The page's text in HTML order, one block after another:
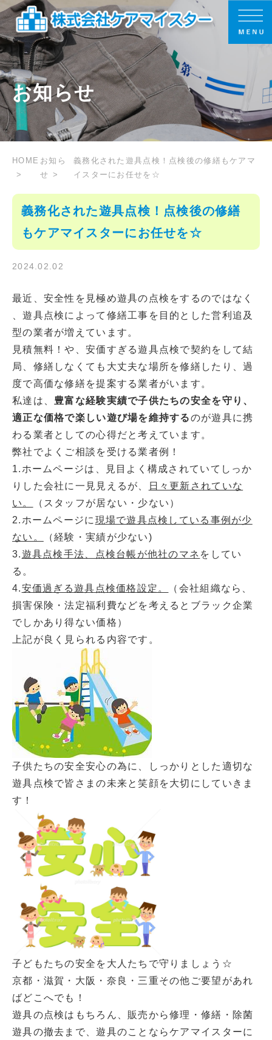
お知らせ
HOME お知ら
せ
義務化された遊具点検！点検後の修繕もケアマ
イスターにお任せを☆
義務化された遊具点検！点検後の修繕
もケアマイスターにお任せを☆
2024.02.02
最近、安全性を見極め遊具の点検をするのではなく
、遊具点検によって修繕工事を目的とした営利追及
型の業者が増えています。
見積無料！や、安価すぎる遊具点検で契約をして結
局、修繕しなくても大丈夫な場所を修繕したり、過
度で高価な修繕を提案する業者がいます。
私達は、 豊富な経験実績で子供たちの安全を守り、
適正な価格で楽しい遊び場を維持するのが遊具に携
わる業者としての心得だと考えています。
弊社でよくご相談を受ける業者例！
1.ホームページは、見目よく構成されていてしっか
りした会社に一見見えるが、
日々更新されていな
い。
（スタッフが居ない・少ない）
2.ホームページに 現場で遊具点検している事例が少
ない。
（経験・実績が少ない)
3.遊具点検手法、点検台帳が他社のマネ をしてい
る。
4.安価過ぎる遊具点検価格設定。
（会社組織なら、
損害保険・法定福利費などを考えるとブラック企業
でしかあり得ない価格）
上記が良く見られる内容です。
子供たちの安全安心の為に、しっかりとした適切な
遊具点検で皆さまの未来と笑顔を大切にしていきま
す！
子どもたちの安全を大人たちで守りましょう☆
京都・滋賀・大阪・奈良・三重その他ご要望があれ
ばどこへでも！
遊具の点検はもちろん、販売から修理・修繕・除菌
遊具の撤去まで、遊具のことならケアマイスターに